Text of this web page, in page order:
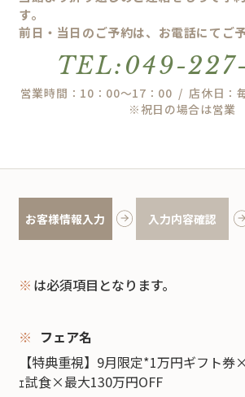
す。
前日・当日のご予約は、お電話にてご
TEL:049-
営業時間：10：00～17：00 / 店休日：
※祝日の場合は営業
お客様情報入力 入力内容確認
※ は必須項目となります。
フェア名
【特典重視】9月限定*1万円ギフト券
ｪ試食×最大130万円OFF